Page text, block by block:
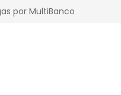
por MultiBanco